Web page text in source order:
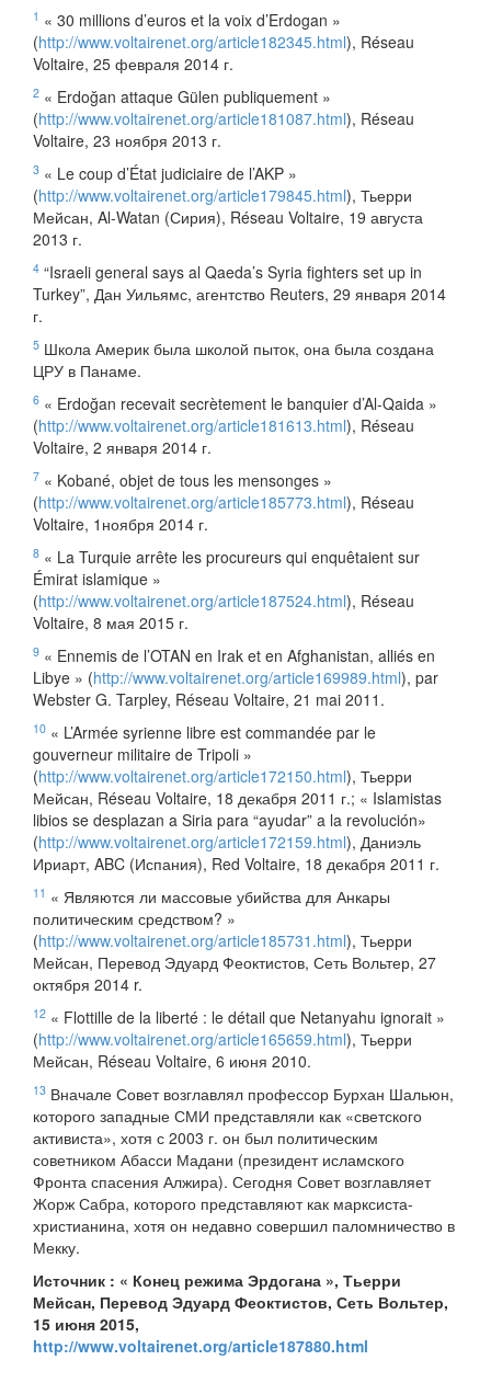
1 « 30 millions d’euros et la voix d’Erdogan »
(http://www.voltairenet.org/article182345.html), Réseau
Voltaire, 25 февраля 2014 г.
2 « Erdoğan attaque Gülen publiquement »
(http://www.voltairenet.org/article181087.html), Réseau
Voltaire, 23 ноября 2013 г.
3 « Le coup d’État judiciaire de l’AKP »
(http://www.voltairenet.org/article179845.html), Тьерри
Мейсан, Al-Watan (Сирия), Réseau Voltaire, 19 августа
2013 г.
4 “Israeli general says al Qaeda’s Syria fighters set up in
Turkey”, Дан Уильямс, агентство Reuters, 29 января 2014
г.
5 Школа Америк была школой пыток, она была создана
ЦРУ в Панаме.
6 « Erdoğan recevait secrètement le banquier d’Al-Qaida »
(http://www.voltairenet.org/article181613.html), Réseau
Voltaire, 2 января 2014 г.
7 « Kobané, objet de tous les mensonges »
(http://www.voltairenet.org/article185773.html), Réseau
Voltaire, 1ноября 2014 г.
8 « La Turquie arrête les procureurs qui enquêtaient sur
Émirat islamique »
(http://www.voltairenet.org/article187524.html), Réseau
Voltaire, 8 мая 2015 г.
9 « Ennemis de l’OTAN en Irak et en Afghanistan, alliés en
Libye » (http://www.voltairenet.org/article169989.html), par
Webster G. Tarpley, Réseau Voltaire, 21 mai 2011.
10 « L’Armée syrienne libre est commandée par le
gouverneur militaire de Tripoli »
(http://www.voltairenet.org/article172150.html), Тьерри
Мейсан, Réseau Voltaire, 18 декабря 2011 г.; « Islamistas
libios se desplazan a Siria para “ayudar” a la revolución»
(http://www.voltairenet.org/article172159.html), Даниэль
Ириарт, ABC (Испания), Red Voltaire, 18 декабря 2011 г.
11 « Являются ли массовые убийства для Анкары
политическим средством? »
(http://www.voltairenet.org/article185731.html), Тьерри
Мейсан, Перевод Эдуард Феоктистов, Сеть Вольтер, 27
октября 2014 r.
12 « Flottille de la liberté : le détail que Netanyahu ignorait »
(http://www.voltairenet.org/article165659.html), Тьерри
Мейсан, Réseau Voltaire, 6 июня 2010.
13 Вначале Совет возглавлял профессор Бурхан Шальюн,
которого западные СМИ представляли как «светского
активиста», хотя с 2003 г. он был политическим
советником Абасси Мадани (президент исламского
Фронта спасения Алжира). Сегодня Совет возглавляет
Жорж Сабра, которого представляют как марксиста-
христианина, хотя он недавно совершил паломничество в
Мекку.
Источник : « Конец режима Эрдогана », Тьерри
Мейсан, Перевод Эдуард Феоктистов, Сеть Вольтер,
15 июня 2015,
http://www.voltairenet.org/article187880.html